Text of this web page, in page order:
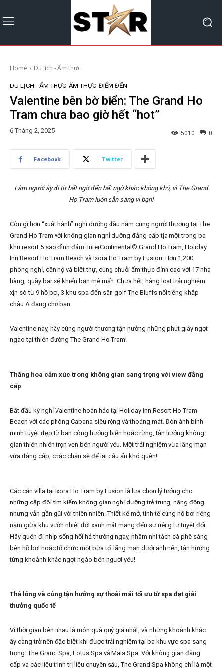
Home Du lịch - Ẩm thực
DU LỊCH - ẨM THỰC ẨM THỰC ĐIỂM ĐẾN
Valentine bên bờ biển: The Grand Ho
Tram chưa bao giờ hết “hot”
6 Tháng 2, 2025 0
5010
Facebook Twitter
Làm người ấy đi từ bất ngờ đến bất ngờ khác không khó, vì The Grand
Ho Tram luôn sẵn sàng vì bạn!
Còn gì hơn “xuất hành” nghỉ dưỡng đầu năm cùng người thương tại The
Grand Ho Tram với không gian nghỉ dưỡng đẳng cấp tịa một trong ba
khu resort 5 sao đình đám: InterContinental® Grand Ho Tram, Holiday
Inn Resort Ho Tram Beach và Ixora Ho Tram by Fusion. Hơn 1,200
phòng nghỉ, căn hộ và biệt thự, cùng chuỗi ẩm thực đỉnh cao với 17 nhà
hàng, quầy bar sẽ khiến bạn mê mẩn. Chưa hết, hàng loạt trải nghiệm
xịn sò từ 9 hồ bơi, 3 khu spa đến sân golf The Bluffs nổi tiếng khắp
châu Á đang chờ bạn.
Valentine này, hãy cùng người thương tận hưởng những phút giây ngọt
ngào tại thiên đường The Grand Ho Tram!
Thăng hoa cảm xúc trong không gian sang trọng với view đẳng
cấp
Bắt đầu kỳ nghỉ Valentine hoàn hảo tại Holiday Inn Resort Ho Tram
Beach với các phòng Cabana siêu rộng và thoáng mát. Đón ánh bình
minh tuyệt đẹp từ ban công hướng biển hoặc rừng, tận hưởng không
gian thiên nhiên trọn vẹn bên người yêu. Một trải nghiệm vừa lãng mạn
vừa đẳng cấp, chắc chắn sẽ để lại dấu ấn khó quên!
Các căn villa tại Ixora Ho Tram by Fusion là lựa chọn lý tưởng cho
những cặp đôi tìm kiếm không gian nghỉ dưỡng trẻ trung, năng động
nhưng vẫn gần gũi với thiên nhiên. Thiết kế mở, tinh tế cùng hồ bơi riêng
nằm giữa khu vườn nhiệt đới xanh mát mang đến sự riêng tư tuyệt đối.
Hãy quên đi nhịp sống hối hả thường ngày, nhâm nhi tách cà phê sáng
bên hồ bơi hoặc tổ chức một bữa tối lãng mạn dưới ánh nến, tận hưởng
từng khoảnh khắc ngọt ngào bên người yêu!
Thả lỏng và cùng tận hưởng sự thoải mái tối ưu từ spa đạt giải
thưởng quốc tế
Vì thời gian bên nhau là món quà quý giá nhất, và những khoảnh khắc
ấy càng trở nên đặc biệt khi được trải nghiệm tại ba khu vực spa sang
trọng: The Grand Spa, Lotus Spa và Maia Spa. Với không gian đẳng
cấp và các liệu trình trị liệu chuyên sâu, The Grand Spa không chỉ là một